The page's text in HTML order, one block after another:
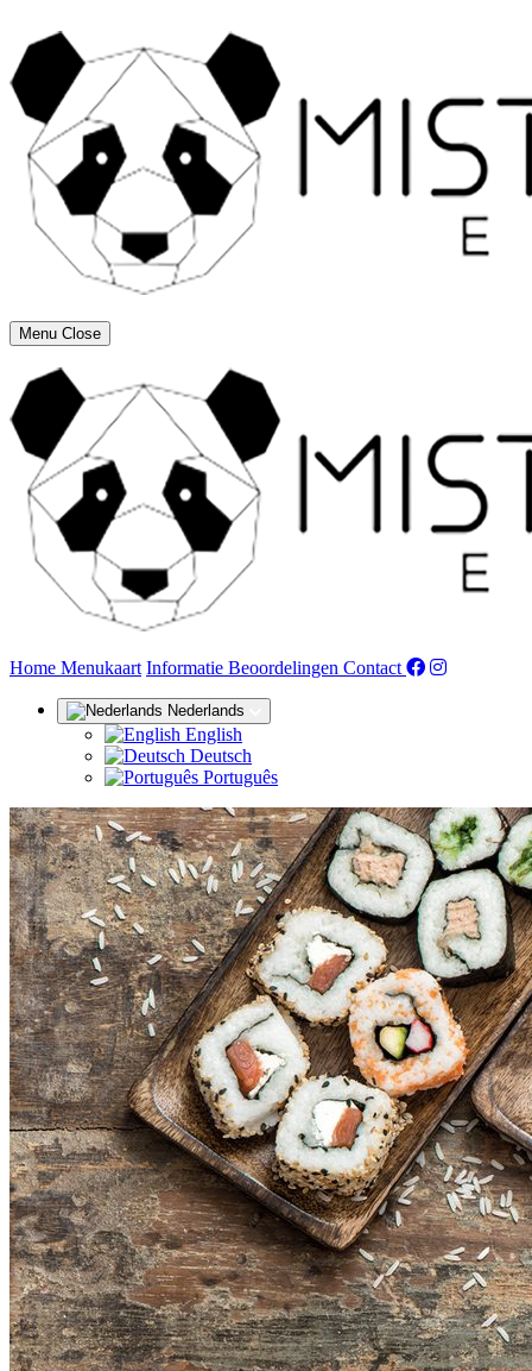
Menu Close
Home (huidige)
Menukaart Informatie Beoordelingen Contact
Nederlands
English
Deutsch
Português